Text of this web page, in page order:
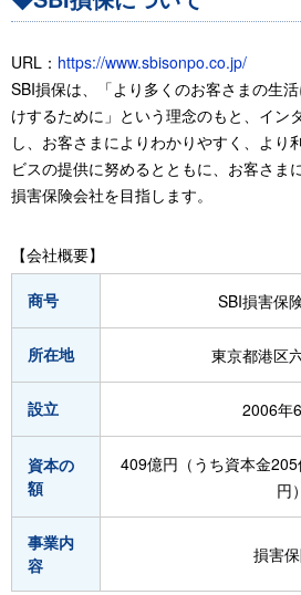
URL： https://www.sbisonpo.co.jp/
SBI損保は、「より多くのお客さまの生
けするために」という理念のもと、イン
し、お客さまによりわかりやすく、より
ビスの提供に努めるとともに、お客さま
損害保険会社を目指します。
【会社概要】
商号 SBI損害保
所在地 東京都港区
設立 2006年
資本の
額
409億円（うち資本金
円）
事業内
容
損害